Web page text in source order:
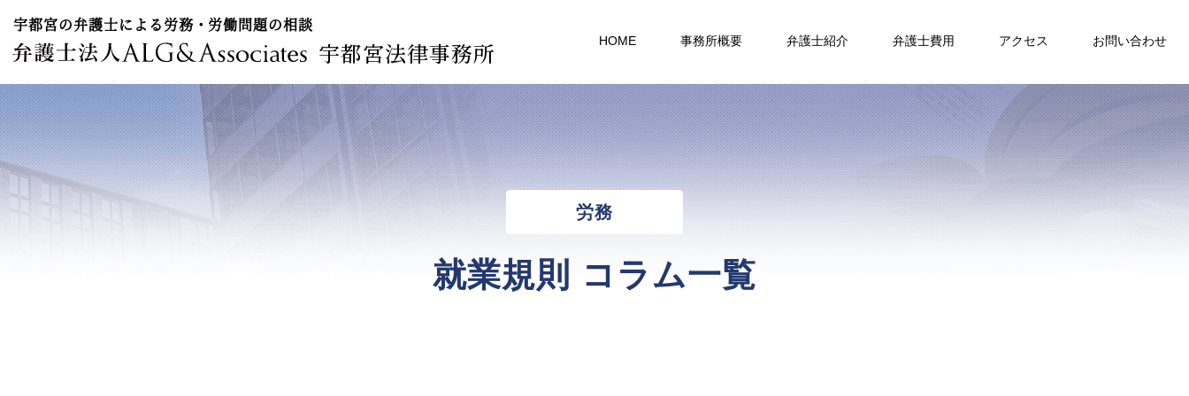
宇都宮の弁護士による労務・労働問題の相談
宇都宮法律事務所 HOME 事務所概要 弁護士紹介 弁護士費用 アクセス お問い合わせ
労務
就業規則 コラム一覧